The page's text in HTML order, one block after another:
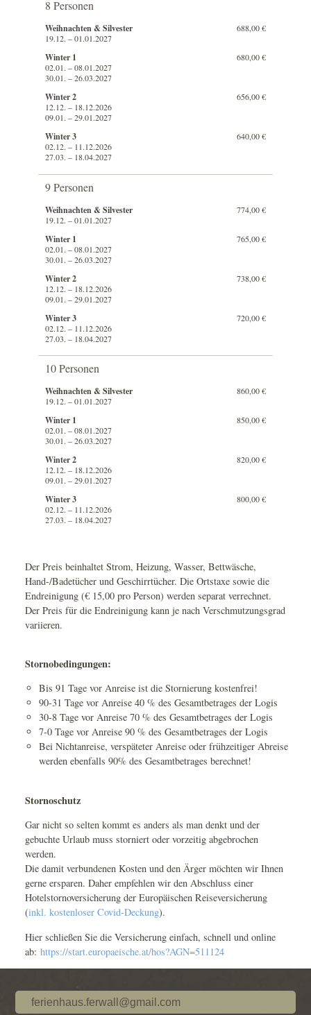
8 Personen
Weihnachten & Silvester
19.12. – 01.01.2027
688,00 €
Winter 1
02.01. – 08.01.2027
30.01. – 26.03.2027
680,00 €
Winter 2
12.12. – 18.12.2026
09.01. – 29.01.2027
656,00 €
Winter 3
02.12. – 11.12.2026
27.03. – 18.04.2027
640,00 €
9 Personen
Weihnachten & Silvester
19.12. – 01.01.2027
774,00 €
Winter 1
02.01. – 08.01.2027
30.01. – 26.03.2027
765,00 €
Winter 2
12.12. – 18.12.2026
09.01. – 29.01.2027
738,00 €
Winter 3
02.12. – 11.12.2026
27.03. – 18.04.2027
720,00 €
10 Personen
Weihnachten & Silvester
19.12. – 01.01.2027
860,00 €
Winter 1
02.01. – 08.01.2027
30.01. – 26.03.2027
850,00 €
Winter 2
12.12. – 18.12.2026
09.01. – 29.01.2027
820,00 €
Winter 3
02.12. – 11.12.2026
27.03. – 18.04.2027
800,00 €
Der Preis beinhaltet Strom, Heizung, Wasser, Bettwäsche,
Hand-/Badetücher und Geschirrtücher. Die Ortstaxe sowie die
Endreinigung (€ 15,00 pro Person) werden separat verrechnet.
Der Preis für die Endreinigung kann je nach Verschmutzungsgrad
variieren.
Stornobedingungen:
Bis 91 Tage vor Anreise ist die Stornierung kostenfrei!
90-31 Tage vor Anreise 40 % des Gesamtbetrages der Logis
30-8 Tage vor Anreise 70 % des Gesamtbetrages der Logis
7-0 Tage vor Anreise 90 % des Gesamtbetrages der Logis
Bei Nichtanreise, verspäteter Anreise oder frühzeitiger Abreise
werden ebenfalls 90% des Gesamtbetrages berechnet!
Stornoschutz
Gar nicht so selten kommt es anders als man denkt und der
gebuchte Urlaub muss storniert oder vorzeitig abgebrochen
werden.
Die damit verbundenen Kosten und den Ärger möchten wir Ihnen
gerne ersparen. Daher empfehlen wir den Abschluss einer
Hotelstornoversicherung der Europäischen Reiseversicherung
(inkl. kostenloser Covid-Deckung).
Hier schließen Sie die Versicherung einfach, schnell und online
ab: https://start.europaeische.at/hos?AGN=511124
ferienhaus.ferwall@gmail.com